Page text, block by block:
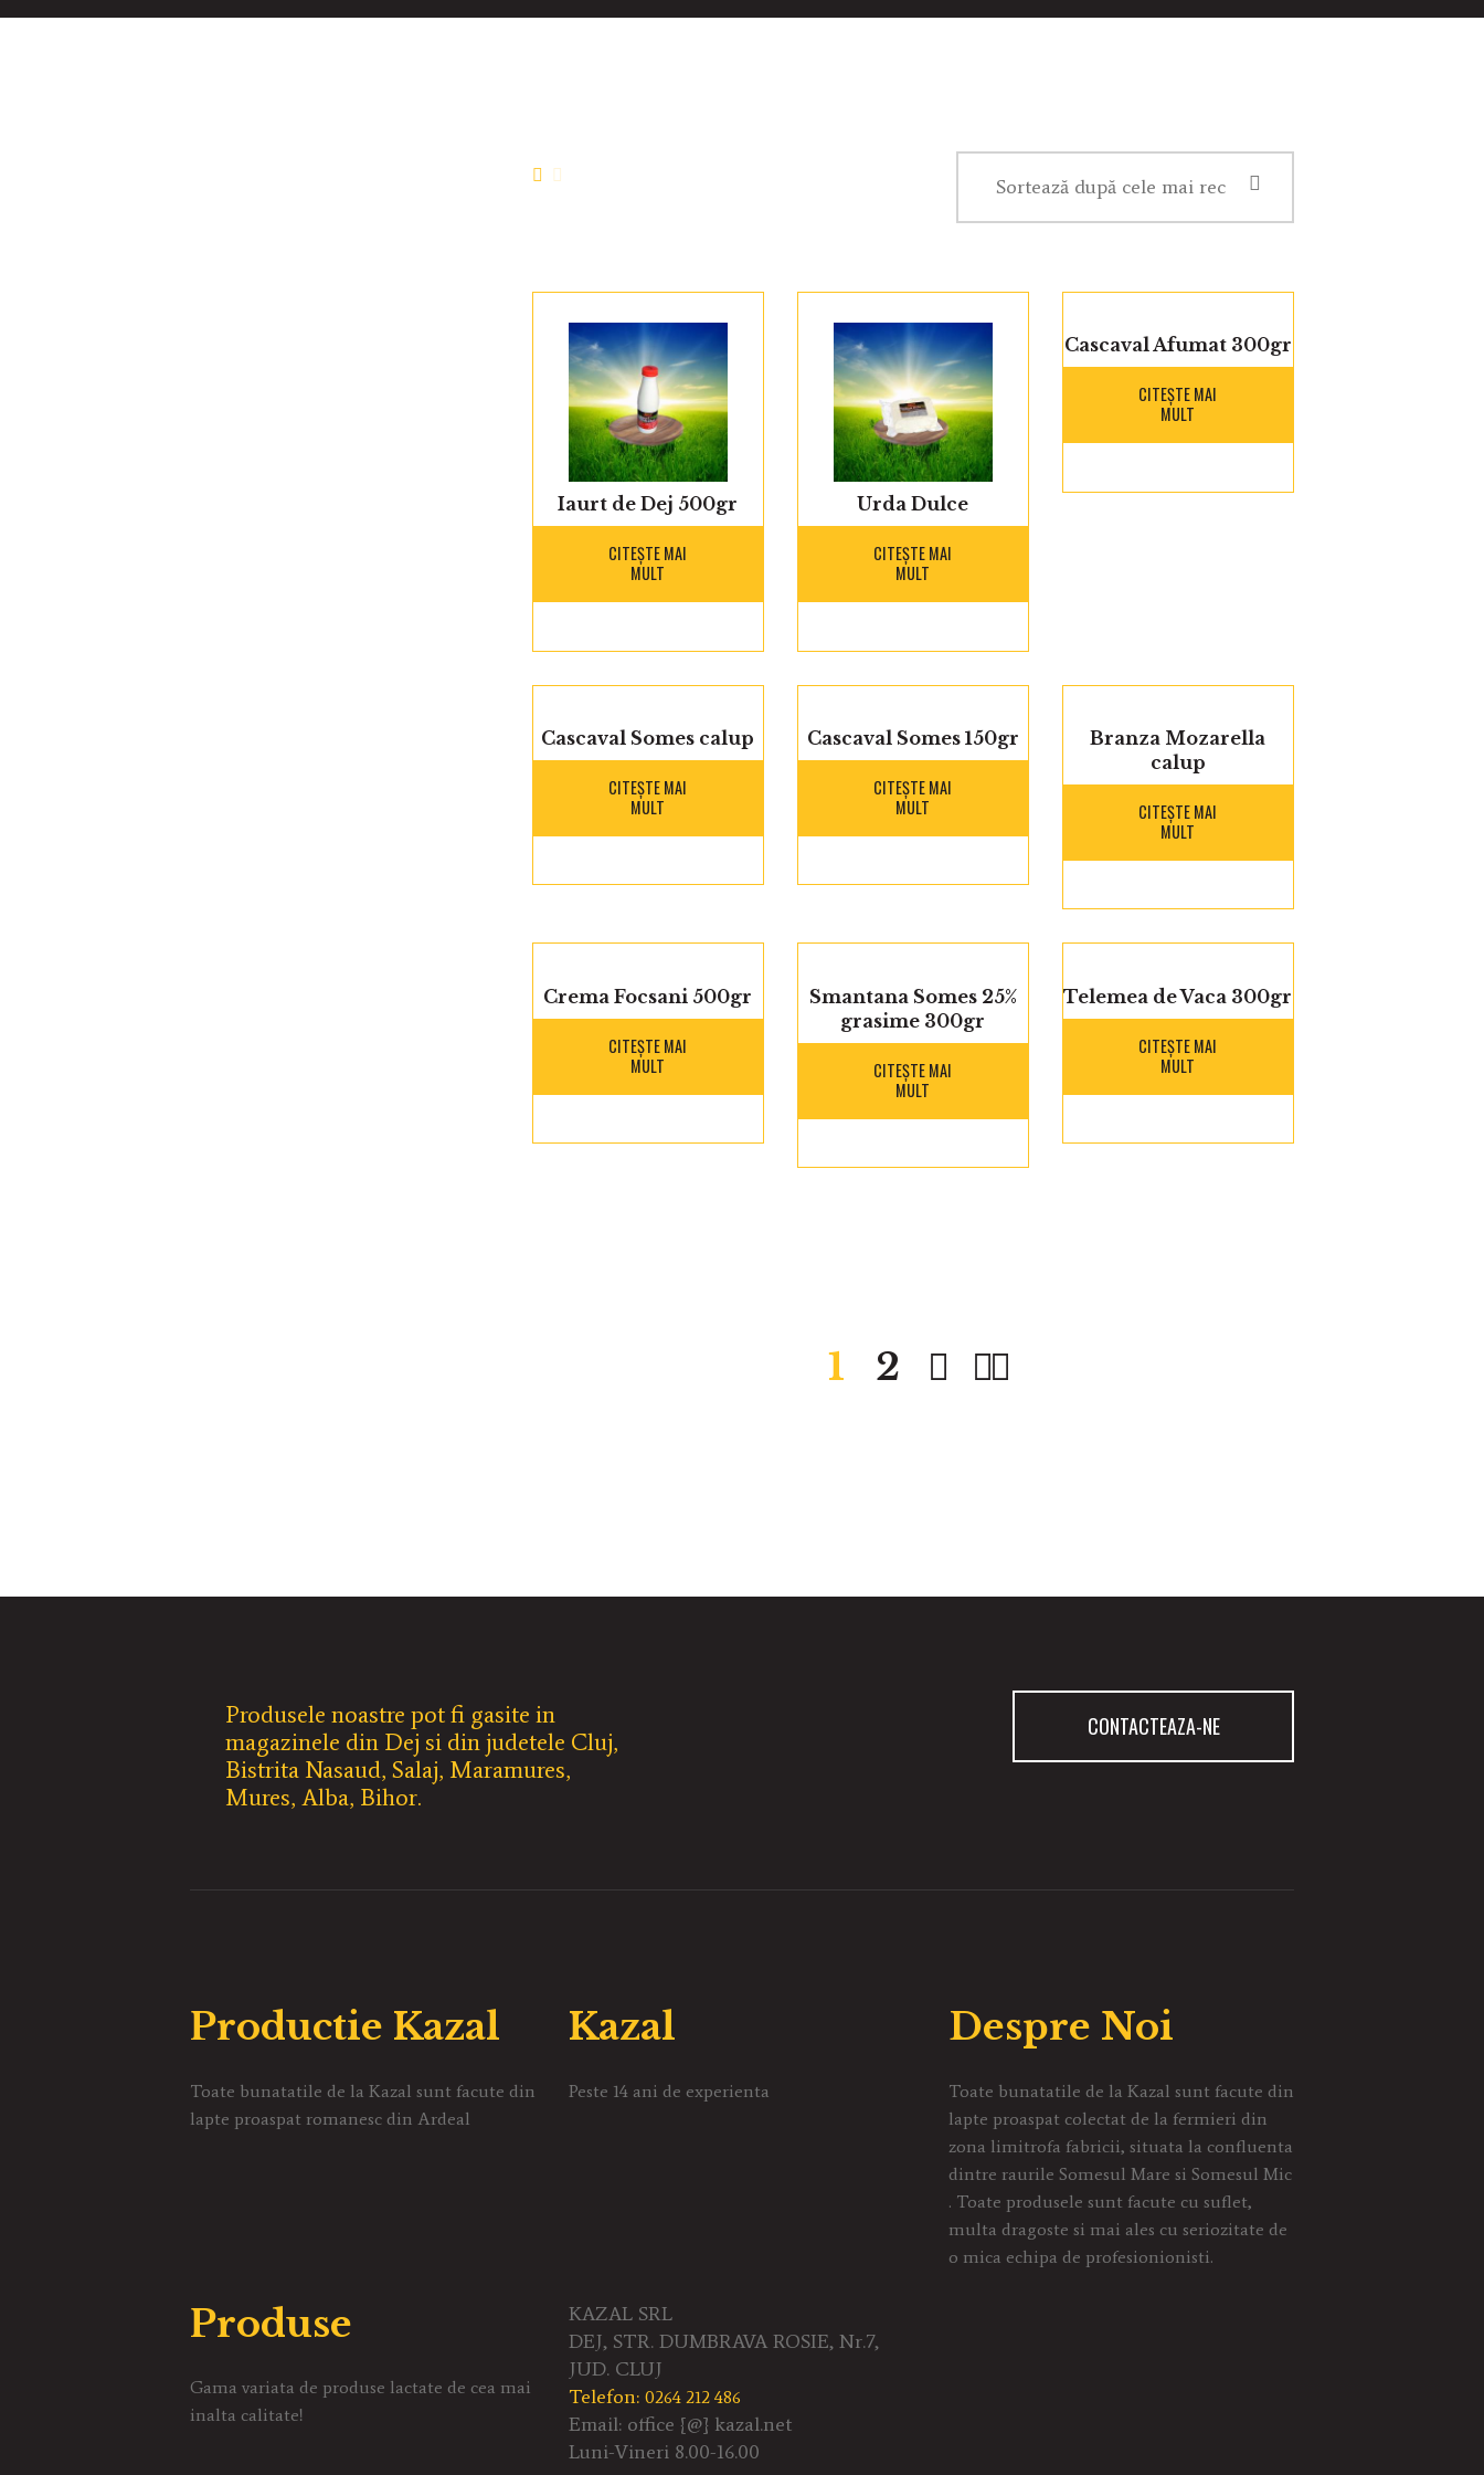
Iaurt de Dej 500gr
CITEȘTE MAI
MULT
Urda Dulce
CITEȘTE MAI
MULT
Cascaval Afumat 300gr
CITEȘTE MAI
MULT
Cascaval Somes calup
CITEȘTE MAI
MULT
Cascaval Somes 150gr
CITEȘTE MAI
MULT
Branza Mozarella
calup
CITEȘTE MAI
MULT
Crema Focsani 500gr
CITEȘTE MAI
MULT
Smantana Somes 25%
grasime 300gr
CITEȘTE MAI
MULT
Telemea de Vaca 300gr
CITEȘTE MAI
MULT
1 2
Produsele noastre pot fi gasite in
magazinele din Dej si din judetele Cluj,
Bistrita Nasaud, Salaj, Maramures,
Mures, Alba, Bihor.
CONTACTEAZA-NE
Productie Kazal
Toate bunatatile de la Kazal sunt facute din
lapte proaspat romanesc din Ardeal
Kazal
Peste 14 ani de experienta
Despre Noi
Toate bunatatile de la Kazal sunt facute din
lapte proaspat colectat de la fermieri din
zona limitrofa fabricii, situata la confluenta
dintre raurile Somesul Mare si Somesul Mic
. Toate produsele sunt facute cu suflet,
multa dragoste si mai ales cu seriozitate de
o mica echipa de profesionionisti.
Produse
Gama variata de produse lactate de cea mai
inalta calitate!
KAZAL SRL
DEJ, STR. DUMBRAVA ROSIE, Nr.7,
JUD. CLUJ
Telefon:0264 212 486
Email: office {@} kazal.net
Luni-Vineri 8.00-16.00